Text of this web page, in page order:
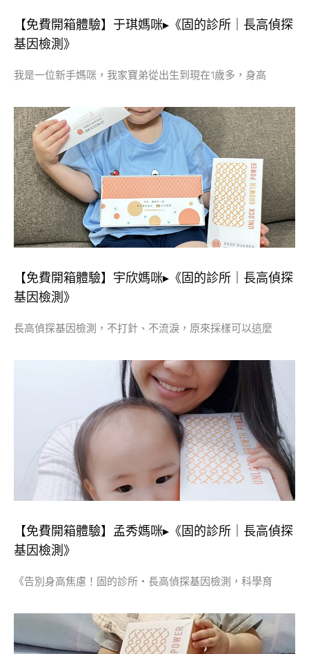
【免費開箱體驗】于琪媽咪▸《固的診所｜長高偵探
基因檢測》
我是一位新手媽咪，我家寶弟從出生到現在1歲多，身高
【免費開箱體驗】宇欣媽咪▸《固的診所｜長高偵探
基因檢測》
長高偵探基因檢測，不打針、不流淚，原來採樣可以這麼
【免費開箱體驗】孟秀媽咪▸《固的診所｜長高偵探
基因檢測》
《告別身高焦慮！固的診所・長高偵探基因檢測，科學育